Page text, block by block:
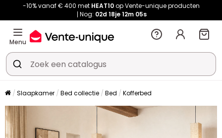
-10% vanaf € 400 met HEAT10op Vente-unique producten
Nog: 02d 18je 12m 04s
Menu
Slaapkamer Bed collectie Bed Kofferbed